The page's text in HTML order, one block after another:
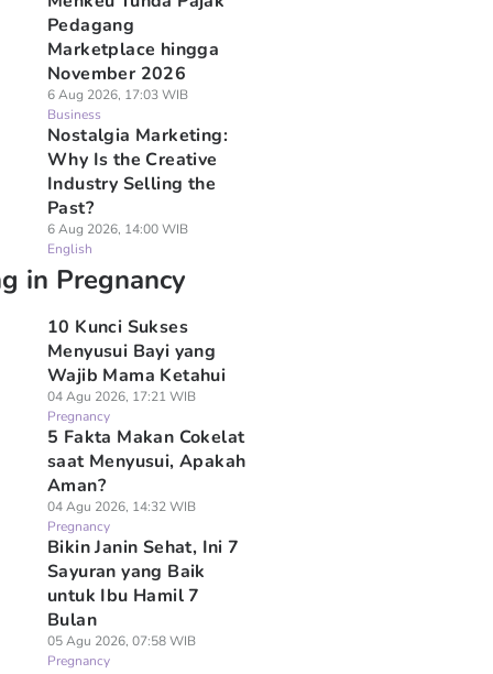
Pedagang
Marketplace hingga
November 2026
6 Aug 2026, 17:03 WIB
Business
Nostalgia Marketing:
Why Is the Creative
Industry Selling the
Past?
6 Aug 2026, 14:00 WIB
English
in Pregnancy
10 Kunci Sukses
Menyusui Bayi yang
Wajib Mama Ketahui
04 Agu 2026, 17:21 WIB
Pregnancy
5 Fakta Makan Cokelat
saat Menyusui, Apakah
Aman?
04 Agu 2026, 14:32 WIB
Pregnancy
Bikin Janin Sehat, Ini 7
Sayuran yang Baik
untuk Ibu Hamil 7
Bulan
05 Agu 2026, 07:58 WIB
Pregnancy